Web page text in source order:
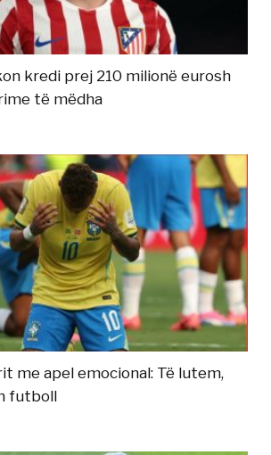
kredi prej 210 milionë eurosh
të mëdha
me apel emocional: Të lutem,
futboll